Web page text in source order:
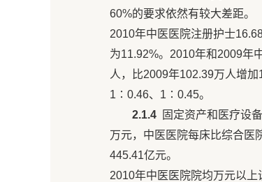
60%的要求依然有较大差距。
2010年中医医院注册护士
为11.92%。2010年和2009年
人，比2009年102.39万人增
1∶0.46、1∶0.45。
2.1.4
固定资产和医疗设
万元，中医医院每床比综合医
445.41亿元。
2010年中医医院院均万元以